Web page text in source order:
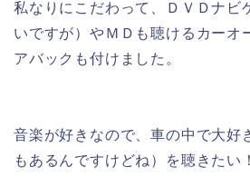
私なりにこだわって、ＤＶＤナビ
いですが）やＭＤも聴けるカーオ
アバックも付けました。
音楽が好きなので、車の中で大好
もあるんですけどね）を聴きたい